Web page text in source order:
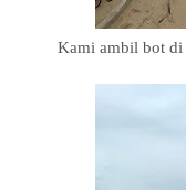
Kami ambil bot di